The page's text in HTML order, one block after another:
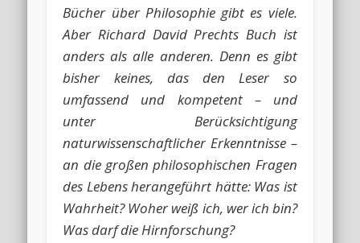
Bücher über Philosophie gibt es viele.
Aber Richard David Prechts Buch ist
anders als alle anderen. Denn es gibt
bisher keines, das den Leser so
umfassend und kompetent – und
unter Berücksichtigung
naturwissenschaftlicher Erkenntnisse –
an die großen philosophischen Fragen
des Lebens herangeführt hätte: Was ist
Wahrheit? Woher weiß ich, wer ich bin?
Was darf die Hirnforschung?